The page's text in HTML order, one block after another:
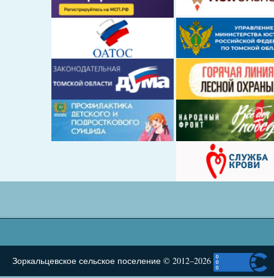
Зоркальцевское сельское поселение © 2012–2026